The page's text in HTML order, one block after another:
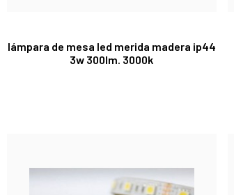
lámpara de mesa led merida madera ip44
3w 300lm. 3000k